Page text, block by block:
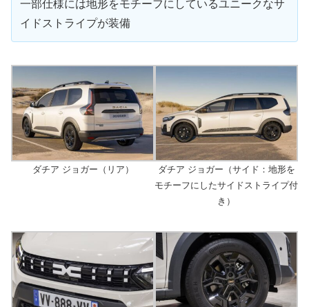
一部仕様には地形をモチーフにしているユニークなサ
イドストライプが装備
ダチア ジョガー（リア）
ダチア ジョガー（サイド：地形を
モチーフにしたサイドストライプ付
き）